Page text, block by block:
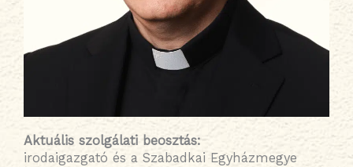
Aktuális szolgálati beosztás:
irodaigazgató és a Szabadkai Egyházmegye